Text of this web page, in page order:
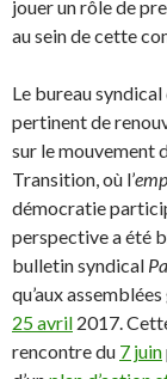
jouer un rôle de
au sein de cette
Le bureau
pertinent de
sur le mouvement
Transition, où l’
démocratie
perspective a été
bulletin syndical
qu’aux
25 avril 2017.
rencontre du 7 juin